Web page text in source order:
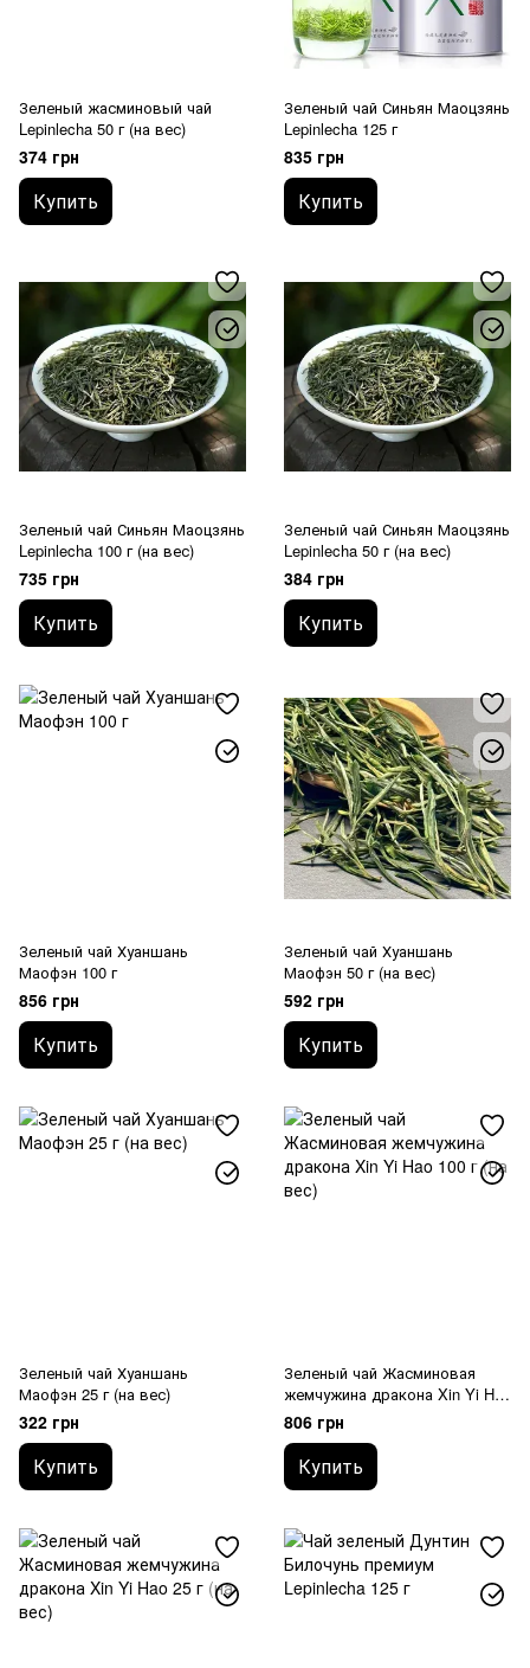
Зеленый жасминовый чай
Lepinlecha 50 г (на вес)
374 грн
Купить
Зеленый чай Синьян Маоцзянь
Lepinlecha 125 г
835 грн
Купить
Зеленый чай Синьян Маоцзянь
Lepinlecha 100 г (на вес)
735 грн
Купить
Зеленый чай Синьян Маоцзянь
Lepinlecha 50 г (на вес)
384 грн
Купить
Зеленый чай Хуаншань
Маофэн 100 г
856 грн
Купить
Зеленый чай Хуаншань
Маофэн 50 г (на вес)
592 грн
Купить
Зеленый чай Хуаншань
Маофэн 25 г (на вес)
322 грн
Купить
Зеленый чай Жасминовая
жемчужина дракона Xin Yi Hao
100 г (на вес)
806 грн
Купить